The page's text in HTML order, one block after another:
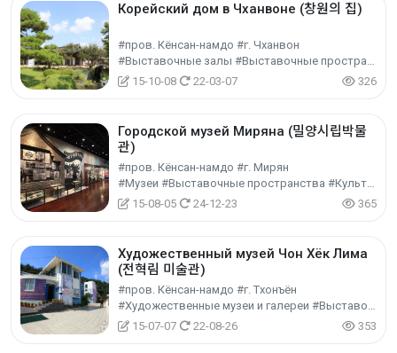
Корейский дом в Чханвоне (창원의 집)
#пров. Кёнсан-намдо #г. Чханвон
#Выставочные залы #Выставочные пространства #Культурный туризм
15-10-08
22-03-07 326
Городской музей Миряна (밀양시립박물
관)
#пров. Кёнсан-намдо #г. Мирян
#Музеи #Выставочные пространства #Культурный туризм
15-08-05
24-12-23 365
Художественный музей Чон Хёк Лима
(전혁림 미술관)
#пров. Кёнсан-намдо #г. Тхонъён
#Художественные музеи и галереи #Выставочные пространства #Культурный туризм
15-07-07
22-08-26 353